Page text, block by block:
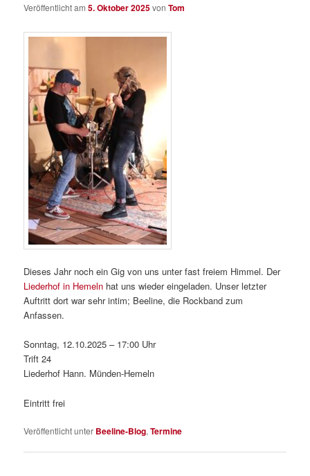
Veröffentlicht am5. Oktober 2025vonTom
Dieses Jahr noch ein Gig von uns unter fast freiem Himmel. Der
Liederhof in Hemeln hat uns wieder eingeladen. Unser letzter
Auftritt dort war sehr intim; Beeline, die Rockband zum
Anfassen.
Sonntag, 12.10.2025 – 17:00 Uhr
Trift 24
Liederhof Hann. Münden-Hemeln
Eintritt frei
Veröffentlicht unter Beeline-Blog,Termine